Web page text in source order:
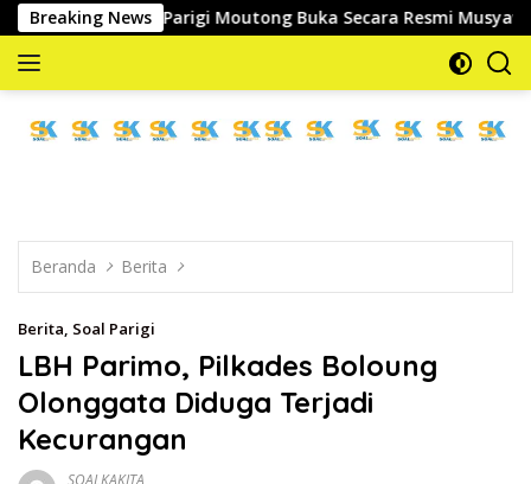
Langsung
ke
konten
Breaking News
Kesra Parigi Moutong Buka Secara Resmi Musyawarah
mengabarkan
Beranda Berita
Berita, Soal Parigi
LBH Parimo, Pilkades Boloung
Olonggata Diduga Terjadi
Kecurangan
SOALKAKITA